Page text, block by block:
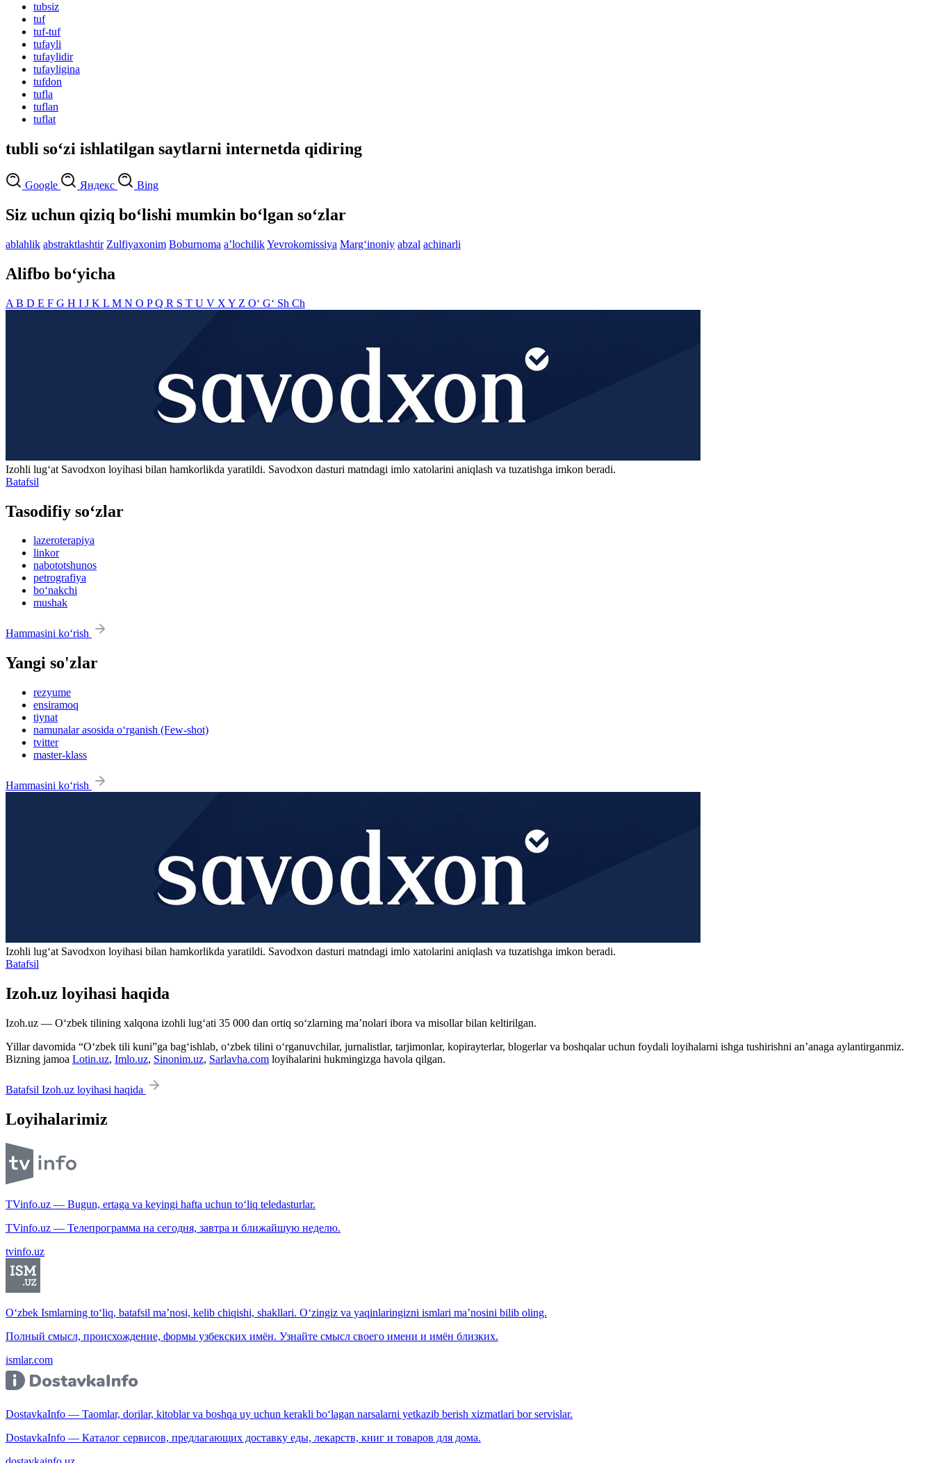
tubsiz
tuf
tuf-tuf
tufayli
tufaylidir
tufayligina
tufdon
tufla
tuflan
tuflat
tubli so‘zi ishlatilgan saytlarni internetda qidiring
Google Яндекс Bing
Siz uchun qiziq bo‘lishi mumkin bo‘lgan so‘zlar
ablahlik abstraktlashtir Zulfiyaxonim Boburnoma aʼlochilikYevrokomissiya Marg‘inoniy abzal achinarli
Alifbo bo‘yicha
A B D E F G H I J K L M N O PQ R S T U V X Y Z O‘ G‘ Sh Ch
Izohli lugʻat Savodxon loyihasi bilan hamkorlikda yaratildi. Savodxon dasturi matndagi imlo xatolarini aniqlash va tuzatishga imkon beradi.
Batafsil
Tasodifiy so‘zlar
lazeroterapiya
linkor
nabototshunos
petrografiya
bo‘nakchi
mushak
Hammasini ko‘rish
Yangi so'zlar
rezyume
ensiramoq
tiynat
namunalar asosida o‘rganish (Few-shot)
tvitter
master-klass
Hammasini ko‘rish
Izohli lugʻat Savodxon loyihasi bilan hamkorlikda yaratildi. Savodxon dasturi matndagi imlo xatolarini aniqlash va tuzatishga imkon beradi.
Batafsil
Izoh.uz loyihasi haqida
Izoh.uz — O‘zbek tilining xalqona izohli lug‘ati 35 000 dan ortiq so‘zlarning ma’nolari ibora va misollar bilan keltirilgan.
Yillar davomida “O‘zbek tili kuni”ga bag‘ishlab, o‘zbek tilini o‘rganuvchilar, jurnalistlar, tarjimonlar, kopirayterlar, blogerlar va boshqalar uchun foydali loyihalarni ishga tushirishni an’anaga aylantirganmiz.
Bizning jamoa Lotin.uz, Imlo.uz, Sinonim.uz, Sarlavha.com loyihalarini hukmingizga havola qilgan.
Batafsil Izoh.uz loyihasi haqida
Loyihalarimiz
TVinfo.uz — Bugun, ertaga va keyingi hafta uchun to‘liq teledasturlar.
TVinfo.uz — Телепрограмма на сегодня, завтра и ближайшую неделю.
tvinfo.uz
O‘zbek Ismlarning to‘liq, batafsil ma’nosi, kelib chiqishi, shakllari. O‘zingiz va yaqinlaringizni ismlari ma’nosini bilib oling.
Полный смысл, происхождение, формы узбекских имён. Узнайте смысл своего имени и имён близких.
ismlar.com
DostavkaInfo — Taomlar, dorilar, kitoblar va boshqa uy uchun kerakli bo‘lagan narsalarni yetkazib berish xizmatlari bor servislar.
DostavkaInfo — Каталог сервисов, предлагающих доставку еды, лекарств, книг и товаров для дома.